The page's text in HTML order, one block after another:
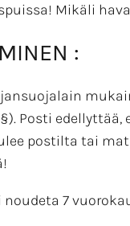
Mikäli
:
Posti
postilta tai
7